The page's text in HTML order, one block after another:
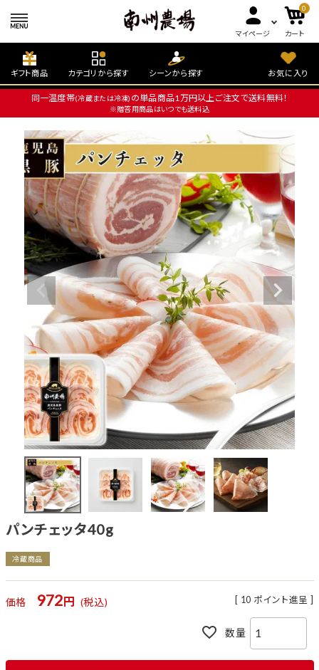
マイページ
0
カート
ギフト商品 カテゴリから探す シーンから探す お気に入り
同一温度帯(冷蔵または冷凍) の単品商品1万円以上ご注文で送料無料！
※贈答用商品はいつでも送料込
パンチェッタ40g
冷蔵商品
価格 972 税込 10 ポイント進呈 ]